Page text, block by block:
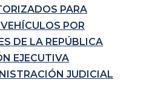
PARA
POR
DE LA REPÚBLICA
EJECUTIVA
JUDICIAL